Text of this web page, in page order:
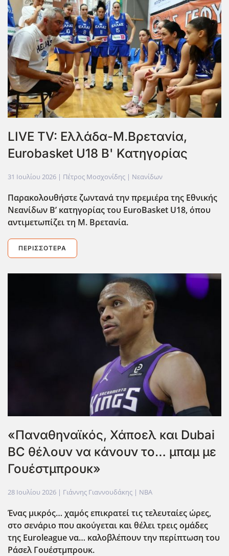
LIVE TV: Ελλάδα-Μ.Βρετανία,
Eurobasket U18 Β' Κατηγορίας
31 Ιουλίου 2026 | Πέτρος Μοσχονίδης | Νεανίδων
Παρακολουθήστε ζωντανά την πρεμιέρα της Εθνικής
Νεανίδων Β’ κατηγορίας του EuroBasket U18, όπου
αντιμετωπίζει τη Μ. Βρετανία.
ΠΕΡΙΣΣΌΤΕΡΑ
«Παναθηναϊκός, Χάποελ και Dubai
BC θέλουν να κάνουν το… μπαμ με
Γουέστμπρουκ»
28 Ιουλίου 2026 | Γιάννης Γιαννουδάκης | NBA
Ένας μικρός… χαμός επικρατεί τις τελευταίες ώρες,
στο σενάριο που ακούγεται και θέλει τρεις ομάδες
της Euroleagueνα… καλοβλέπουν την περίπτωση του
Ράσελ Γουέστμπρουκ.